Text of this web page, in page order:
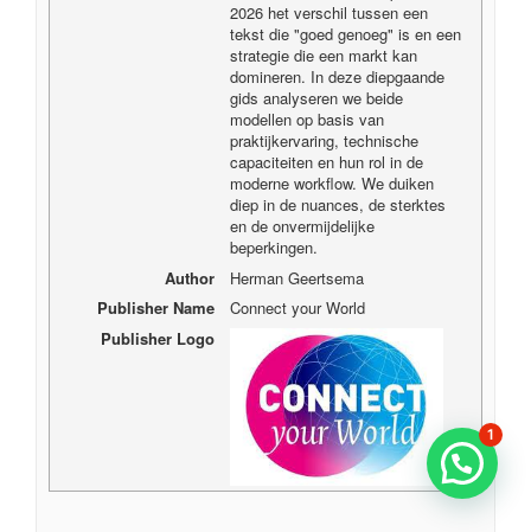
2026 het verschil tussen een
tekst die "goed genoeg" is en een
strategie die een markt kan
domineren. In deze diepgaande
gids analyseren we beide
modellen op basis van
praktijkervaring, technische
capaciteiten en hun rol in de
moderne workflow. We duiken
diep in de nuances, de sterktes
en de onvermijdelijke
beperkingen.
Author
Herman Geertsema
Publisher Name
Connect your World
Publisher Logo
1